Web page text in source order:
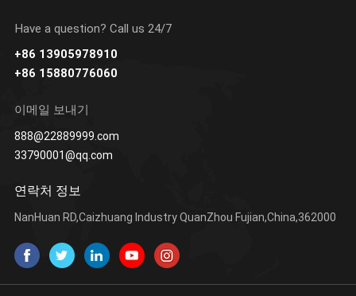
Have a question? Call us 24/7
+86 13905978910
+86 15880776060
이메일 보내기
888@22889999.com
33790001@qq.com
연락처 정보
NanHuan RD,Caizhuang Industry QuanZhou Fujian,China,362000